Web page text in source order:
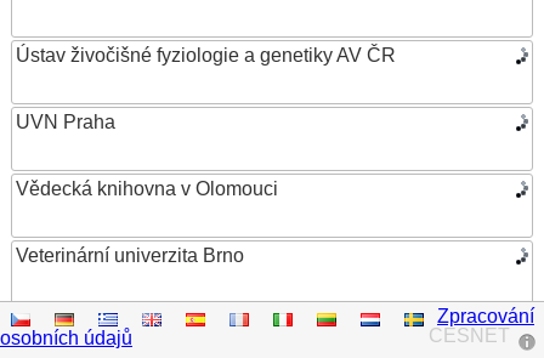
Ústav živočišné fyziologie a genetiky AV ČR
UVN Praha
Vědecká knihovna v Olomouci
Veterinární univerzita Brno
VŠB – Technická univerzita Ostrava
CESNET
Zpracování
osobních údajů